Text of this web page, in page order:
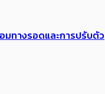
มทางรอดและการปรับตัว